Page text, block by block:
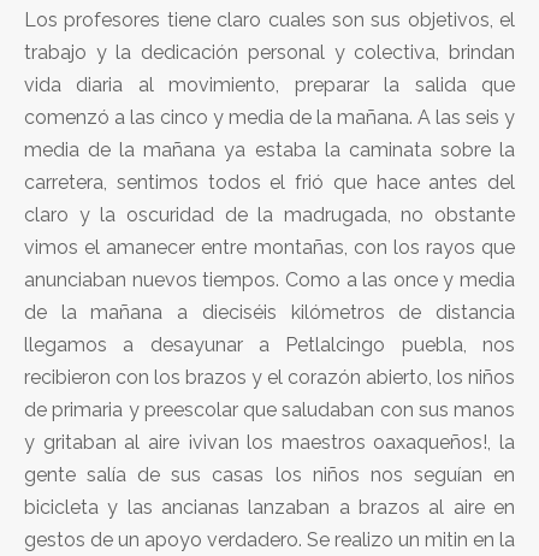
Los profesores tiene claro cuales son sus objetivos, el
trabajo y la dedicación personal y colectiva, brindan
vida diaria al movimiento, preparar la salida que
comenzó a las cinco y media de la mañana. A las seis y
media de la mañana ya estaba la caminata sobre la
carretera, sentimos todos el frió que hace antes del
claro y la oscuridad de la madrugada, no obstante
vimos el amanecer entre montañas, con los rayos que
anunciaban nuevos tiempos. Como a las once y media
de la mañana a dieciséis kilómetros de distancia
llegamos a desayunar a Petlalcingo puebla, nos
recibieron con los brazos y el corazón abierto, los niños
de primaria y preescolar que saludaban con sus manos
y gritaban al aire ¡vivan los maestros oaxaqueños!, la
gente salía de sus casas los niños nos seguían en
bicicleta y las ancianas lanzaban a brazos al aire en
gestos de un apoyo verdadero. Se realizo un mitin en la